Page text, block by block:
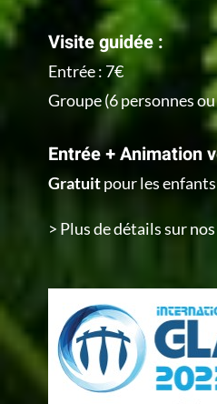
Visite guidée :
Entrée : 7€
Groupe (6 personnes ou
Entrée + Animation
Gratuitpour les enfants
> Plus de détails sur